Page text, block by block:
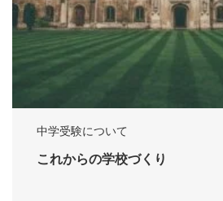
中学受験について
これからの学校づくり